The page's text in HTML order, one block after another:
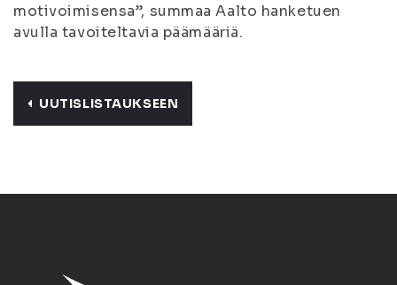
motivoimisensa”, summaa Aalto hanketuen
avulla tavoiteltavia päämääriä.
UUTISLISTAUKSEEN